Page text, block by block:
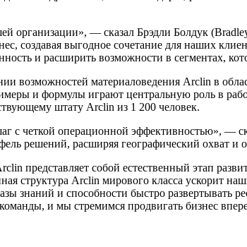
организации», — сказал Брэдли Болдук
создавая выгодное сочетание для наших
и расширить возможности в сегментах,
возможностей материаловедения Arclin в
и формулы играют центральную роль в
штату Arclin из 1 200 человек.
с четкой операционной эффективностью»,
решений, расширяя географический охват и
представляет собой естественный этап
структура Arclin мирового класса ускорит
знаний и способности быстро развертывать
и мы стремимся продвигать бизнес